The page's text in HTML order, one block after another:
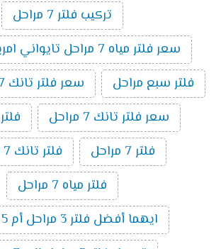
تركيب فلتر 7 مراحل
سعر فلتر مياه 7 مراحل تايواني امريكي 2020
فلتر سبع مراحل
سعر فلتر تانك 7 مراحل 2020
سعر فلتر تانك 7 مراحل
فلتر ٧ مراحل
فلتر 7 مراحل
فلتر تانك 7 مراحل
فلتر مياه 7 مراحل
ايهما أفضل فلتر 3 مراحل أم 5 مراحل